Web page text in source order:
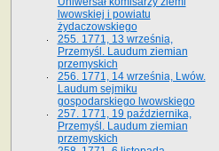
lwowskiej i powiatu
żydaczowskiego
255. 1771, 13 września,
Przemyśl. Laudum ziemian
przemyskich
256. 1771, 14 września, Lwów.
Laudum sejmiku
gospodarskiego lwowskiego
257. 1771, 19 października,
Przemyśl. Laudum ziemian
przemyskich